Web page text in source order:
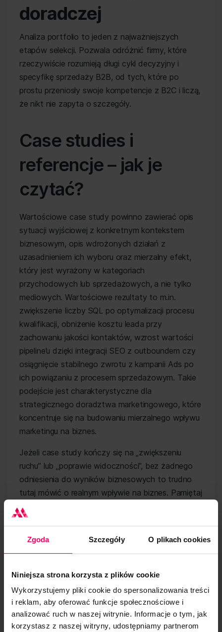
Zgoda Szczegóły O plikach cookies
Niniejsza strona korzysta z plików cookie
Wykorzystujemy pliki cookie do spersonalizowania treści
i reklam, aby oferować funkcje społecznościowe i
analizować ruch w naszej witrynie. Informacje o tym, jak
korzystasz z naszej witryny, udostępniamy partnerom
doradczej
Analiza portfolio to jeden z najważniejszych
etapów selekcji. Pozwala odróżnić firmy, które
rzeczywiście rozumieją długi cykl decyzyjny i
specyfikę sprzedaży B2B, od tych, które po
prostu przeniosły swoje kompetencje z B2C i liczą,
że nikt nie zapyta o szczegóły.
Case studies i
referencje – jak je
czytać?
Wartościowe case study powinno zawierać opis
sytuacji wyjściowej z konkretnym kontekstem
biznesowym, opis wdrożonych działań z
uzasadnieniem ich wyboru oraz mierzalny efekt,
który jest wyrażony w kategoriach
przychodowych lub sprzedażowych, a nie tylko
mediowych. Wartościowe rezultaty to m.in.
zwiększenie liczby SQL po optymalizacji procesu
kwalifikacji, obniżenie kosztu leada przy
zachowaniu jakości kontaktów, wzrost wartości
pipeline’u dzięki integracji SEO z outboundem czy
osiągnięcie stabilnego zwrotu z kampanii Ads po
ich powiązaniu z procesem sprzedażowym. Takie
podejście jest charakterystyczne dla
strategicznego doradztwa marketingowego, które
koncentruje się na budowaniu mierzalnego wpływu
marketingu na biznes.
Jeżeli case study kończy się na „zwiększeniu
ruchu” lub „poprawie widoczności”, bez żadnego
odniesienia do wyników biznesowych to trudno
tutaj mówić o realnym wpływie na biznes. Pamiętaj
jednak, że nie każde wartościowe case study musi
być wypełnione twardymi liczbami – czasami sam
wdrożonych zmian mówią równie dużo co sam
Podobną ostrożność zachowaj przy opiniach
klientów. Sformułowania typu „świetna
współpraca” czy „pełen profesjonalizm” nie mówią
nic o skali projektu, branży ani o tym, jakie